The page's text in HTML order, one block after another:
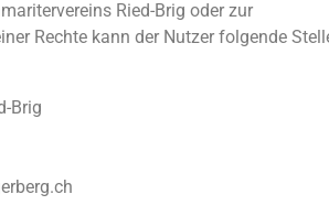
Ried-Brig oder zur
Rechte kann der Nutzer folgende
Brig